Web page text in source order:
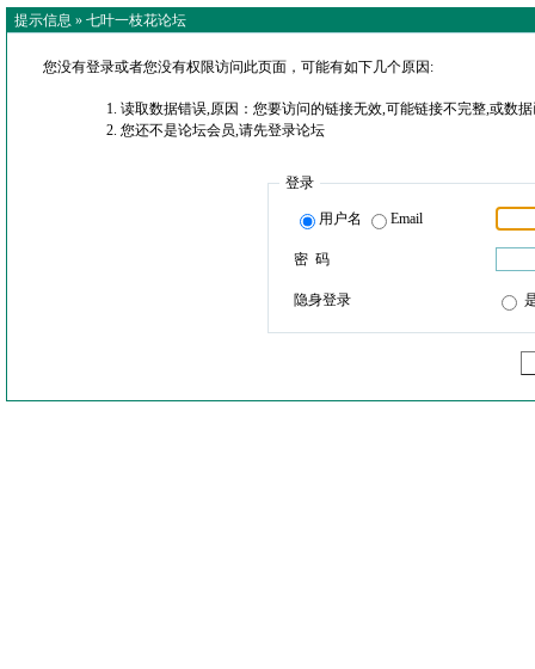
提示信息 » 七叶一枝花论坛
您没有登录或者您没有权限访问此页面，可能有如下几个原因:
读取数据错误,原因：您要访问的链接无效,可能链接不完整,或数
您还不是论坛会员,请先登录论坛
登录
用户名 Email
密 码
隐身登录